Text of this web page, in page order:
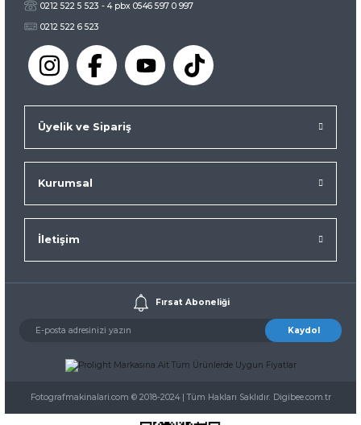
0212 522 5 523 - 4 pbx 0546 597 0 997
0212 522 6 523
Üyelik ve Sipariş
Kurumsal
İletişim
Fırsat Aboneliği
Kaydol
Fotografmakinalari.com © 2018-2024 | Tüm Hakları Saklıdır. Digibee.com.tr